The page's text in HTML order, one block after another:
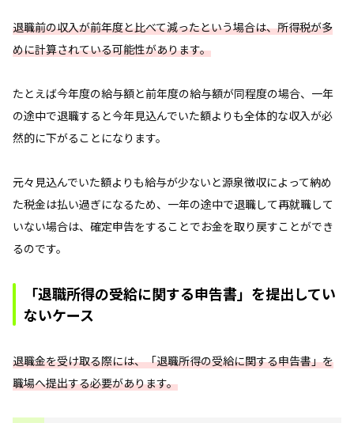
退職前の収入が前年度と比べて減ったという場合は、所得税が多
めに計算されている可能性があります。
たとえば今年度の給与額と前年度の給与額が同程度の場合、一年
の途中で退職すると今年見込んでいた額よりも全体的な収入が必
然的に下がることになります。
元々見込んでいた額よりも給与が少ないと源泉徴収によって納め
た税金は払い過ぎになるため、一年の途中で退職して再就職して
いない場合は、確定申告をすることでお金を取り戻すことができ
るのです。
「退職所得の受給に関する申告書」を提出してい
ないケース
退職金を受け取る際には、「退職所得の受給に関する申告書」を
職場へ提出する必要があります。